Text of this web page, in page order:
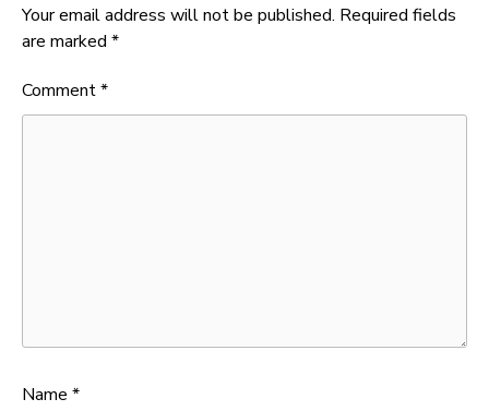
Your email address will not be published. Required fields
are marked *
Comment*
Name *